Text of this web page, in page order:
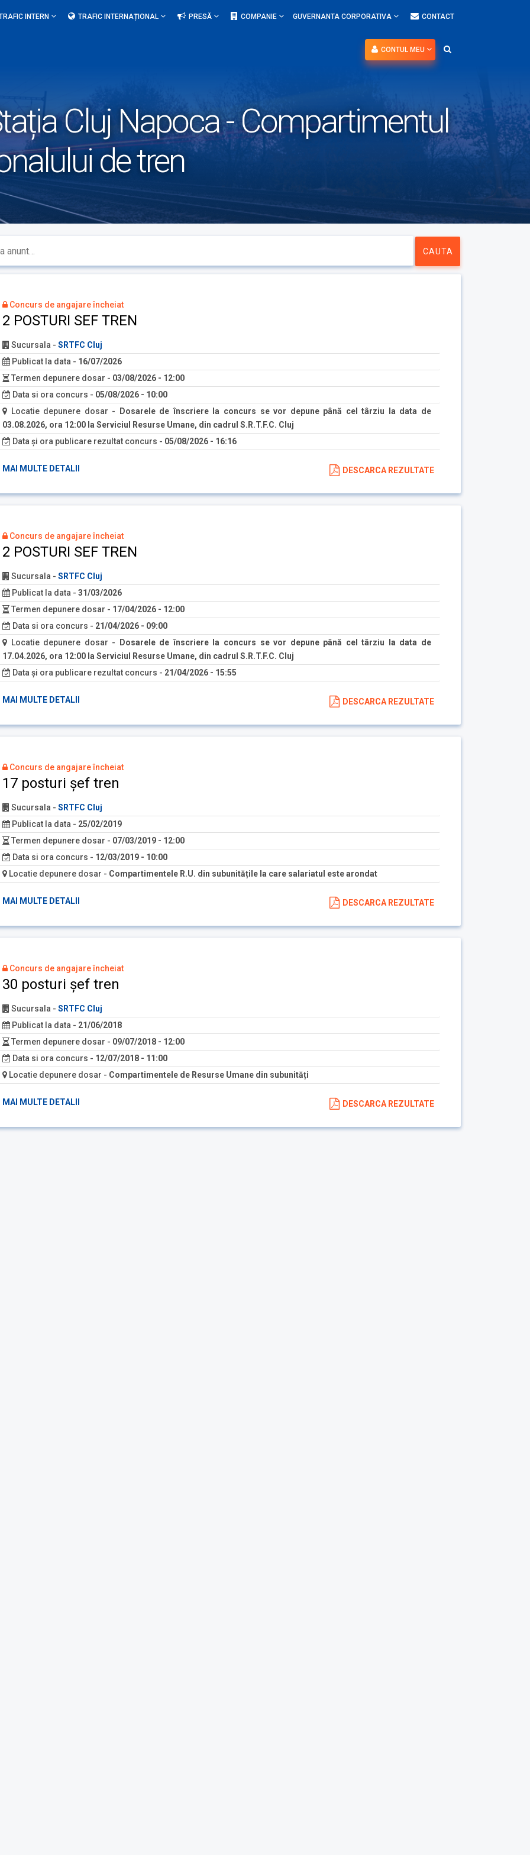
INTERN TRAFIC INTERNAȚIONAL PRESĂ COMPANIE GUVERNANTA CORPORATIVA CONTACT
CONTUL MEU
Cluj Napoca - Compartimentul
de tren
Concurs de angajare încheiat
2 POSTURI SEF TREN
Sucursala - SRTFC Cluj
Publicat la data - 16/07/2026
Termen depunere dosar - 03/08/2026 - 12:00
Data si ora concurs - 05/08/2026 - 10:00
Locatie depunere dosar -
Dosarele de înscriere la concurs se vor depune până cel târziu la data de
03.08.2026, ora 12:00 la Serviciul Resurse Umane, din cadrul S.R.T.F.C. Cluj
Data și ora publicare rezultat concurs - 05/08/2026 - 16:16
MAI MULTE DETALII DESCARCA REZULTATE
Concurs de angajare încheiat
2 POSTURI SEF TREN
Sucursala - SRTFC Cluj
Publicat la data - 31/03/2026
Termen depunere dosar - 17/04/2026 - 12:00
Data si ora concurs - 21/04/2026 - 09:00
Locatie depunere dosar -
Dosarele de înscriere la concurs se vor depune până cel târziu la data de
17.04.2026, ora 12:00 la Serviciul Resurse Umane, din cadrul S.R.T.F.C. Cluj
Data și ora publicare rezultat concurs - 21/04/2026 - 15:55
MAI MULTE DETALII DESCARCA REZULTATE
Concurs de angajare încheiat
17 posturi șef tren
Sucursala - SRTFC Cluj
Publicat la data - 25/02/2019
Termen depunere dosar - 07/03/2019 - 12:00
Data si ora concurs - 12/03/2019 - 10:00
Locatie depunere dosar - Compartimentele R.U. din subunitățile la care salariatul este arondat
MAI MULTE DETALII DESCARCA REZULTATE
Concurs de angajare încheiat
30 posturi șef tren
Sucursala - SRTFC Cluj
Publicat la data - 21/06/2018
Termen depunere dosar - 09/07/2018 - 12:00
Data si ora concurs - 12/07/2018 - 11:00
Locatie depunere dosar - Compartimentele de Resurse Umane din subunități
MAI MULTE DETALII DESCARCA REZULTATE